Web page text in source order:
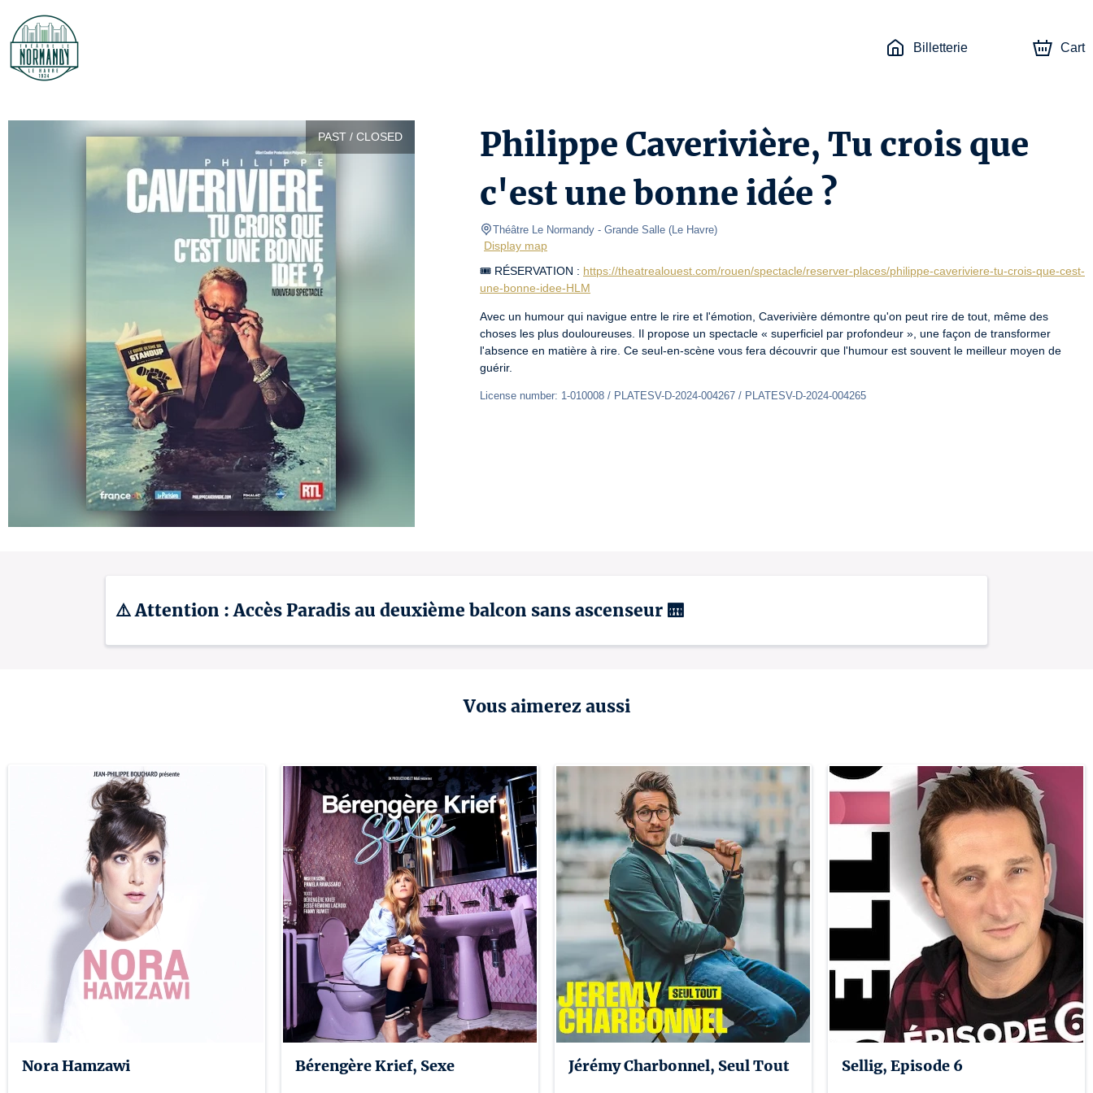
Billetterie Cart
PAST / CLOSED
Philippe Caverivière, Tu crois que
c'est une bonne idée ?
Théâtre Le Normandy - Grande Salle (Le Havre)
Display map
🎟️ RÉSERVATION : https://theatrealouest.com/rouen/spectacle/reserver-places/philippe-caveriviere-tu-crois-que-cest-
une-bonne-idee-HLM
Avec un humour qui navigue entre le rire et l'émotion, Caverivière démontre qu'on peut rire de tout, même des
choses les plus douloureuses. Il propose un spectacle « superficiel par profondeur », une façon de transformer
l'absence en matière à rire. Ce seul-en-scène vous fera découvrir que l'humour est souvent le meilleur moyen de
guérir.
License number: 1-010008 / PLATESV-D-2024-004267 / PLATESV-D-2024-004265
⚠️ Attention : Accès Paradis au deuxième balcon sans ascenseur 🛗
Vous aimerez aussi
Nora Hamzawi Bérengère Krief, Sexe Jérémy Charbonnel, Seul Tout Sellig, Episode 6